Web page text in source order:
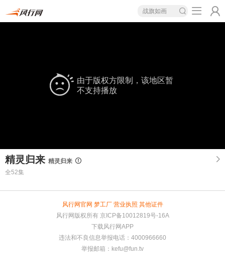
战旗如画
由于版权方限制，该地区暂
不支持播放
精灵归来 精灵归来
全52集
风行网官网 梦工厂 营业执照 其他证件
风行网版权所有 京ICP备10012819号-16A
下载风行网APP
违法和不良信息举报电话：4000966660
举报邮箱： kefu@fun.tv